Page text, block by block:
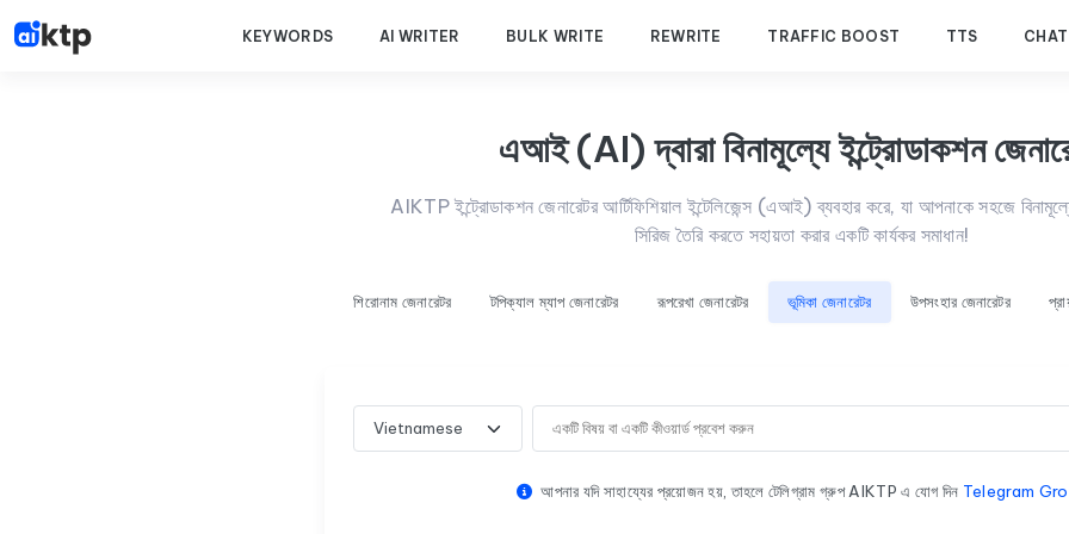
KEYWORDS AI WRITER BULK WRITE REWRITE TRAFFIC BOOST TTS CHAT
এআই (AI) দ্বারা বিনামূল্যে ইন্ট্রোডাকশন
AIKTP ইন্ট্রোডাকশন জেনারেটর আর্টিফিশিয়াল ইন্টেলিজেন্স (এআই) ব্যবহার করে, যা আপনাকে সহজে
সিরিজ তৈরি করতে সহায়তা করার একটি কার্যকর সমাধান!
শিরোনাম জেনারেটর টপিক্যাল ম্যাপ জেনারেটর রূপরেখা জেনারেটর ভূমিকা জেনারেটর উপসংহার জেনারেটর
আপনার যদি সাহায্যের প্রয়োজন হয়, তাহলে টেলিগ্রাম গ্রুপ AIKTP এ যোগ দিন Telegram